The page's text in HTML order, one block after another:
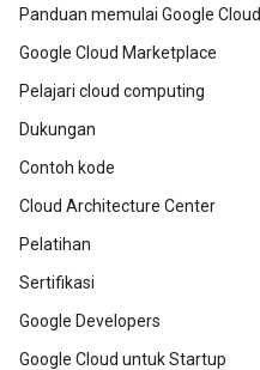
Panduan memulai Google Cloud
Google Cloud Marketplace
Pelajari cloud computing
Dukungan
Contoh kode
Cloud Architecture Center
Pelatihan
Sertifikasi
Google Developers
Google Cloud untuk Startup